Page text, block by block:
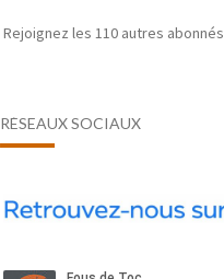
Rejoignez les 110 autres abonnés
RÉSEAUX SOCIAUX